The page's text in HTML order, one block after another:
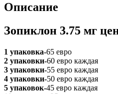
Описание
Зопиклон 3.75 мг
1 упаковка-65 евро
2 упаковки-60 евро каждая
3 упаковки-55 евро каждая
4 упаковки-50 евро каждая
5 упаковок-45 евро каждая